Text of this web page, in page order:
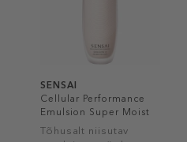
SENSAI
Cellular Performance
Emulsion Super Moist
III
Tõhusalt niisutav